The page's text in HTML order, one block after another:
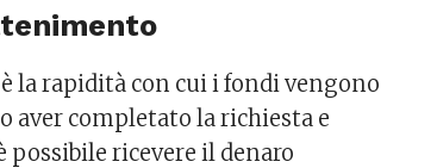
la rapidità con cui i fondi vengono
aver completato la richiesta e
possibile ricevere il denaro